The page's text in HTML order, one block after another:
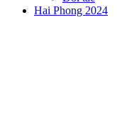
Hai Phong 2024